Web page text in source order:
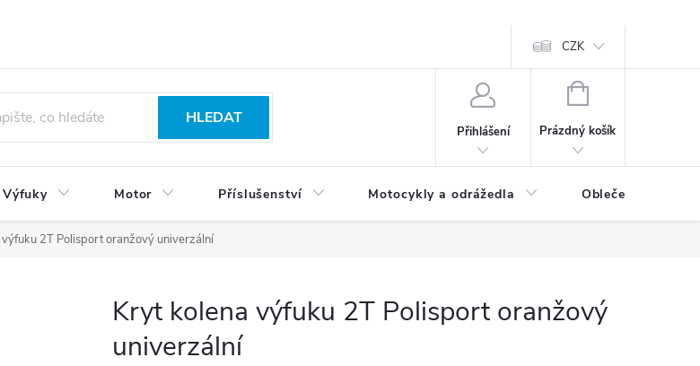
údajů CZK
HLEDAT
Přihlášení
NÁKUPNÍ
Prázdný košík
Výfuky Motor Příslušenství Motocykly a odrážedla Oblečení a
2T Polisport oranžový univerzální
Kryt kolena výfuku 2T Polisport oranžový
univerzální